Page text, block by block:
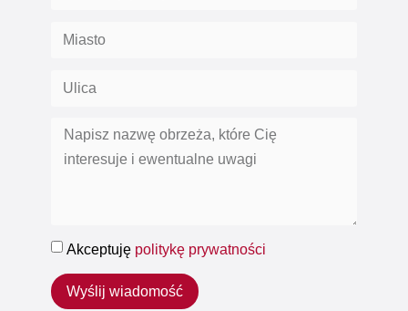
Akceptuję politykę prywatności
Wyślij wiadomość